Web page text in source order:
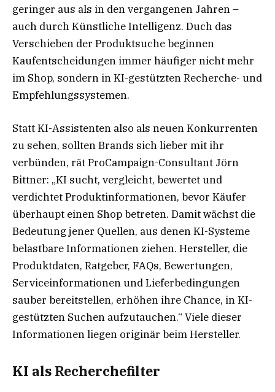
geringer aus als in den vergangenen Jahren –
auch durch Künstliche Intelligenz. Duch das
Verschieben der Produktsuche beginnen
Kaufentscheidungen immer häufiger nicht mehr
im Shop, sondern in KI-gestützten Recherche- und
Empfehlungssystemen.
Statt KI-Assistenten also als neuen Konkurrenten
zu sehen, sollten Brands sich lieber mit ihr
verbünden, rät ProCampaign-Consultant Jörn
Bittner: „KI sucht, vergleicht, bewertet und
verdichtet Produktinformationen, bevor Käufer
überhaupt einen Shop betreten. Damit wächst die
Bedeutung jener Quellen, aus denen KI-Systeme
belastbare Informationen ziehen. Hersteller, die
Produktdaten, Ratgeber, FAQs, Bewertungen,
Serviceinformationen und Lieferbedingungen
sauber bereitstellen, erhöhen ihre Chance, in KI-
gestützten Suchen aufzutauchen.“ Viele dieser
Informationen liegen originär beim Hersteller.
KI als Recherchefilter